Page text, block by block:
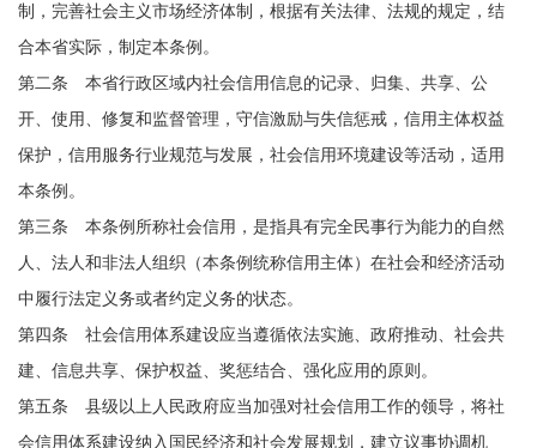
制，完善社会主义市场经济体制，根据有关法律、法规的规定，结
合本省实际，制定本条例。
第二条 本省行政区域内社会信用信息的记录、归集、共享、公
开、使用、修复和监督管理，守信激励与失信惩戒，信用主体权益
保护，信用服务行业规范与发展，社会信用环境建设等活动，适用
本条例。
第三条 本条例所称社会信用，是指具有完全民事行为能力的自然
人、法人和非法人组织（本条例统称信用主体）在社会和经济活动
中履行法定义务或者约定义务的状态。
第四条 社会信用体系建设应当遵循依法实施、政府推动、社会共
建、信息共享、保护权益、奖惩结合、强化应用的原则。
第五条 县级以上人民政府应当加强对社会信用工作的领导，将社
会信用体系建设纳入国民经济和社会发展规划，建立议事协调机